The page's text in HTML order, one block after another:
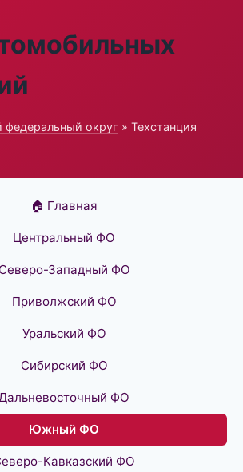
округ » Техстанция
🏠 Главная
Центральный ФО
Северо-Западный ФО
Приволжский ФО
Уральский ФО
Сибирский ФО
ФО
Южный ФО
Кавказский ФО